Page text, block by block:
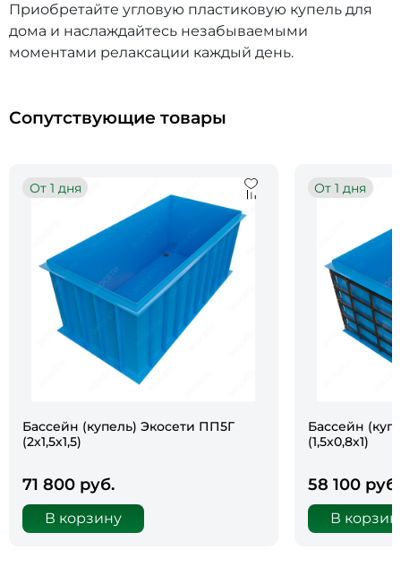
Приобретайте угловую пластиковую купель для
дома и наслаждайтесь незабываемыми
моментами релаксации каждый день.
Сопутствующие товары
От 1 дня
Бассейн (купель) Экосети ПП5Г
(2х1,5х1,5)
71 800 руб.
В корзину
От 1 дня
Бассейн
(1,5х0,8х1)
58 100 руб.
В